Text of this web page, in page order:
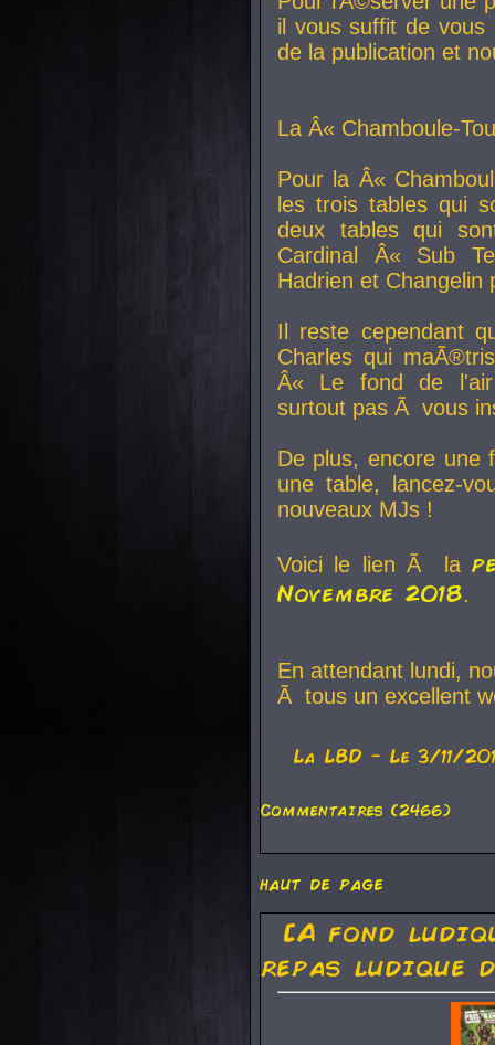
il vous suffit de vous
de la publication et
La Â« Chamboule-
Pour la Â«
les trois tables qui
deux tables qui
Cardinal
Â« Sub
Hadrien et Changelin
Il reste cependant
Charles qui
Â« Le fond de
surtout pas Ã vous
De plus, encore une
une table, lancez-
nouveaux MJs !
Voici le lien Ã la
Novembre 2018.
En attendant lundi,
Ã tous un excellent
La LBD - Le 3/11/
Commentaires (2466)
haut de page
[A fond
repas ludique